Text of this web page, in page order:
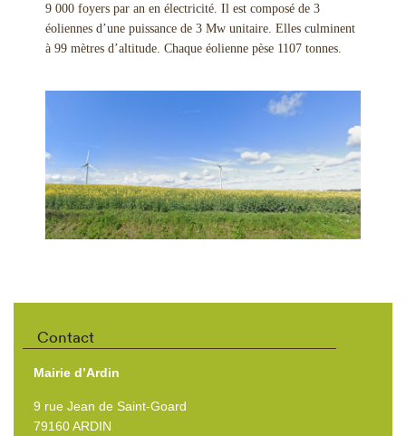
9 000 foyers par an en électricité. Il est composé de 3
éoliennes d’une puissance de 3 Mw unitaire. Elles culminent
à 99 mètres d’altitude. Chaque éolienne pèse 1107 tonnes.
Contact
Mairie d’Ardin
9 rue Jean de Saint-Goard
79160 ARDIN